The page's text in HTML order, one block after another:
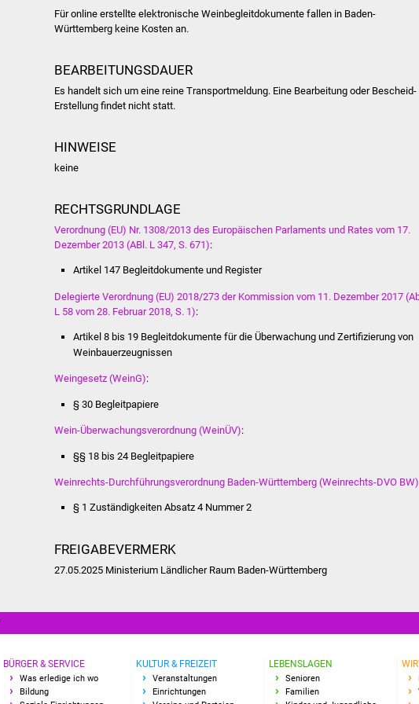
Für online erstellte elektronische Weinbegleitdokumente fallen in Baden-
Württemberg keine Kosten an.
BEARBEITUNGSDAUER
Es handelt sich um eine reine Transportmeldung. Eine Bearbeitung oder Bescheid-
Erstellung findet nicht statt.
HINWEISE
keine
RECHTSGRUNDLAGE
Verordnung (EU) Nr. 1308/2013 des Europäischen Parlaments und Rates vom 17.
Dezember 2013 (ABl. L 347, S. 671):
Artikel 147 Begleitdokumente und Register
Delegierte Verordnung (EU) 2018/273 der Kommission vom 11. Dezember 2017
L 58 vom 28. Februar 2018, S. 1):
Artikel 8 bis 19 Begleitdokumente für die Überwachung und Zertifizierung von
Weinbauerzeugnissen
Weingesetz (WeinG):
§ 30 Begleitpapiere
Wein-Überwachungsverordnung (WeinÜV):
§§ 18 bis 24 Begleitpapiere
Weinrechts-Durchführungsverordnung Baden-Württemberg (Weinrechts-DVO BW)
§ 1 Zuständigkeiten Absatz 4 Nummer 2
FREIGABEVERMERK
27.05.2025 Ministerium Ländlicher Raum Baden-Württemberg
BÜRGER & SERVICE
Was erledige ich wo
Bildung
KULTUR & FREIZEIT
Veranstaltungen
Einrichtungen
LEBENSLAGEN
Senioren
Familien